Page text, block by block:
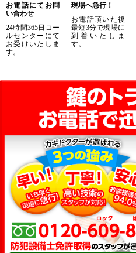
お電話にてお問
い合わせ
24時間365日コー
ルセンターにて
お受けいたしま
す。
現場へ急行！
お電話頂いた後
最短3分で現場に
到着いたしま
す。